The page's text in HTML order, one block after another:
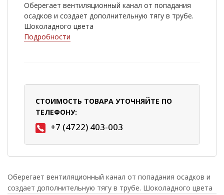
Оберегает вентиляционный канал от попадания
осадков и создает дополнительную тягу в трубе.
Шоколадного цвета
Подробности
СТОИМОСТЬ ТОВАРА УТОЧНЯЙТЕ ПО
ТЕЛЕФОНУ:
+7 (4722) 403-003
Оберегает вентиляционный канал от попадания осадков и
создает дополнительную тягу в трубе. Шоколадного цвета